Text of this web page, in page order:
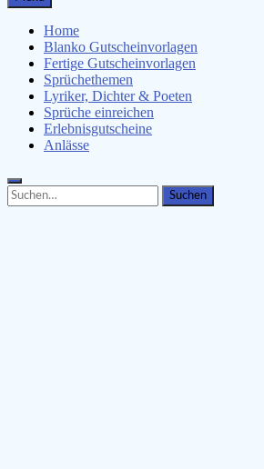
Gutscheinsprüche & Gutscheinvorlagen
Home
Blanko Gutscheinvorlagen
Fertige Gutscheinvorlagen
Sprüchethemen
Lyriker, Dichter & Poeten
Sprüche einreichen
Erlebnisgutscheine
Anlässe
Search
for:
Search